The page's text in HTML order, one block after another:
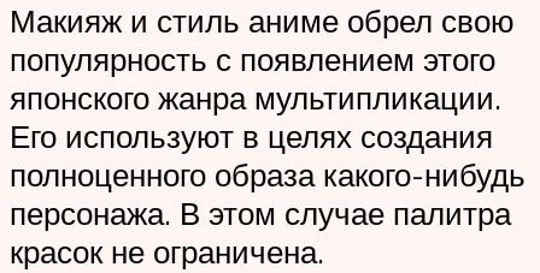
Макияж и стиль аниме обрел свою
популярность с появлением этого
японского жанра мультипликации.
Его используют в целях создания
полноценного образа какого-нибудь
персонажа. В этом случае палитра
красок не ограничена.